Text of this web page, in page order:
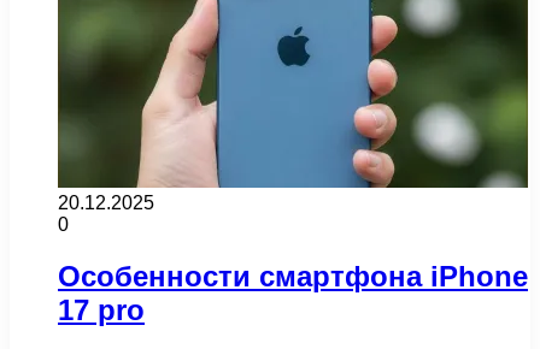
20.12.2025
0
Особенности смартфона iPhone
17 pro